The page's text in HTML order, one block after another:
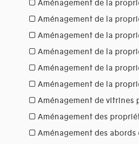
Aménagement de la
Aménagement de la
Aménagement de la
Aménagement de la
Aménagement de la
Aménagement de la
Aménagement de vitrines
Aménagement des
Aménagement des